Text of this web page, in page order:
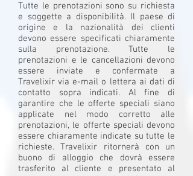
Tutte le prenotazioni sono su richiesta
e soggette a disponibilità. Il paese di
origine e la nazionalità dei clienti
devono essere specificati chiaramente
sulla prenotazione. Tutte le
prenotazioni e le cancellazioni devono
essere inviate e confermate a
Travelixir via e-mail o lettera ai dati di
contatto sopra indicati. Al fine di
garantire che le offerte speciali siano
applicate nel modo corretto alle
prenotazioni, le offerte speciali devono
essere chiaramente indicate su tutte le
richieste. Travelixir ritornerà con un
buono di alloggio che dovrà essere
trasferito al cliente e presentato al